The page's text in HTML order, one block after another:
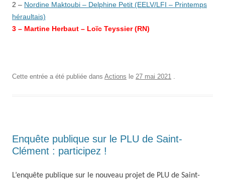
2 – Nordine Maktoubi – Delphine Petit (EELV/LFI – Printemps
héraultais)
3 – Martine Herbaut – Loïc Teyssier (RN)
Cette entrée a été publiée dans Actions le 27 mai 2021 .
Enquête publique sur le PLU de Saint-
Clément : participez !
L’enquête publique sur le nouveau projet de PLU de Saint-